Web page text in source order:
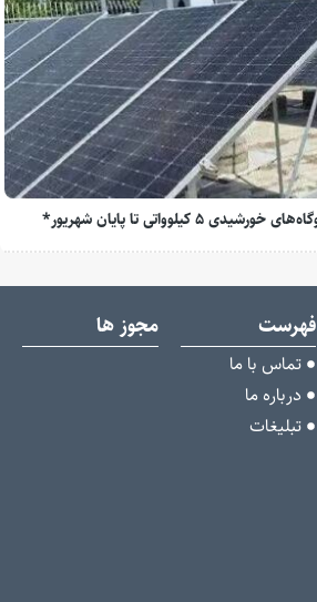
فهرست
تماس با ما
درباره ما
تبلیغات
مجوز ها